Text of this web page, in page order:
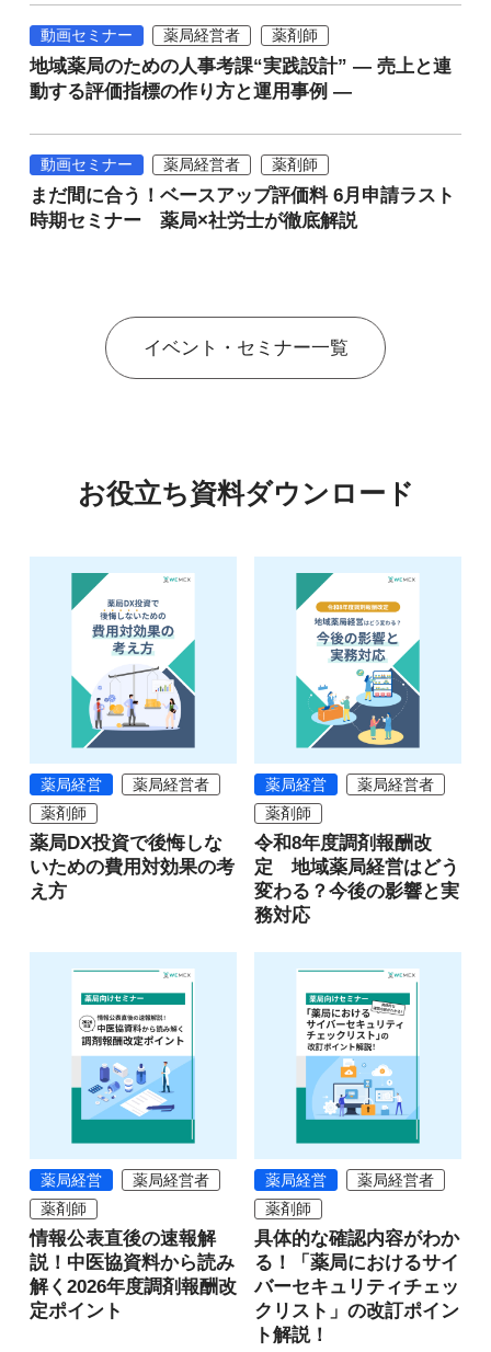
動画セミナー 薬局経営者 薬剤師
地域薬局のための人事考課“実践設計” ― 売上と連
動する評価指標の作り方と運用事例 ―
動画セミナー 薬局経営者 薬剤師
まだ間に合う！ベースアップ評価料 6月申請ラスト
時期セミナー 薬局×社労士が徹底解説
イベント・セミナー一覧
お役立ち資料ダウンロード
薬局経営
薬局経営者
薬剤師
薬局DX投資で後悔しな
いための費用対効果の考
え方
薬局経営
薬局経営者
薬剤師
令和8年度調剤報酬改
定 地域薬局経営はどう
変わる？今後の影響と実
務対応
薬局経営
薬局経営者
薬剤師
情報公表直後の速報解
説！中医協資料から読み
解く2026年度調剤報酬改
定ポイント
薬局経営
薬局経営者
薬剤師
具体的な確認内容がわか
る！「薬局におけるサイ
バーセキュリティチェッ
クリスト」の改訂ポイン
ト解説！